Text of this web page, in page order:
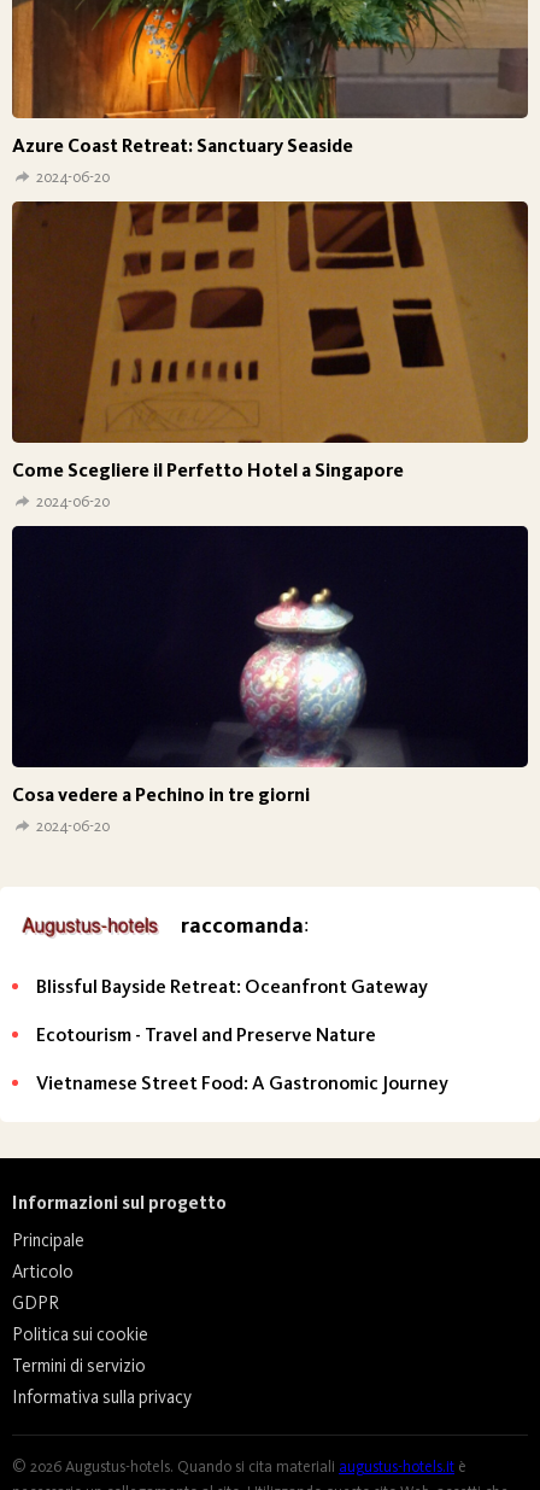
Azure Coast Retreat: Sanctuary Seaside
2024-06-20
Come Scegliere il Perfetto Hotel a Singapore
2024-06-20
Cosa vedere a Pechino in tre giorni
2024-06-20
raccomanda:
Blissful Bayside Retreat: Oceanfront Gateway
Ecotourism - Travel and Preserve Nature
Vietnamese Street Food: A Gastronomic Journey
Informazioni sul progetto
Principale
Articolo
GDPR
Politica sui cookie
Termini di servizio
Informativa sulla privacy
© 2026 Augustus-hotels. Quando si cita materiali augustus-hotels.it è